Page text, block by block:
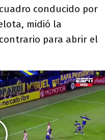
conducido por
midió la
para abrir el